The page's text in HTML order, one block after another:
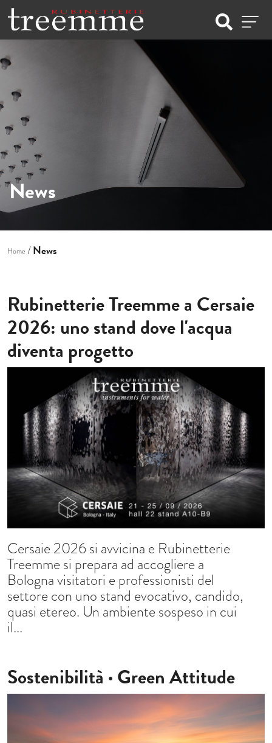
News
Home News
Rubinetterie Treemme a Cersaie
2026: uno stand dove l'acqua
diventa progetto
Cersaie 2026 si avvicina e Rubinetterie
Treemme si prepara ad accogliere a
Bologna visitatori e professionisti del
settore con uno stand evocativo, candido,
quasi etereo. Un ambiente sospeso in cui
il...
Sostenibilità · Green Attitude